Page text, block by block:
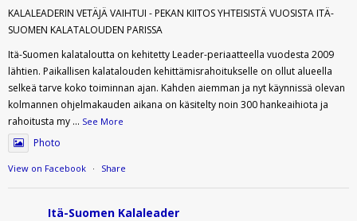
KALALEADERIN VETÄJÄ VAIHTUI - PEKAN KIITOS YHTEISISTÄ VUOSISTA ITÄ-
SUOMEN KALATALOUDEN PARISSA
Itä-Suomen kalataloutta on kehitetty Leader-periaatteella vuodesta 2009
lähtien. Paikallisen kalatalouden kehittämisrahoitukselle on ollut alueella
selkeä tarve koko toiminnan ajan. Kahden aiemman ja nyt käynnissä olevan
kolmannen ohjelmakauden aikana on käsitelty noin 300 hankeaihiota ja
rahoitusta my ... See More
Photo
View on Facebook · Share
Itä-Suomen Kalaleader